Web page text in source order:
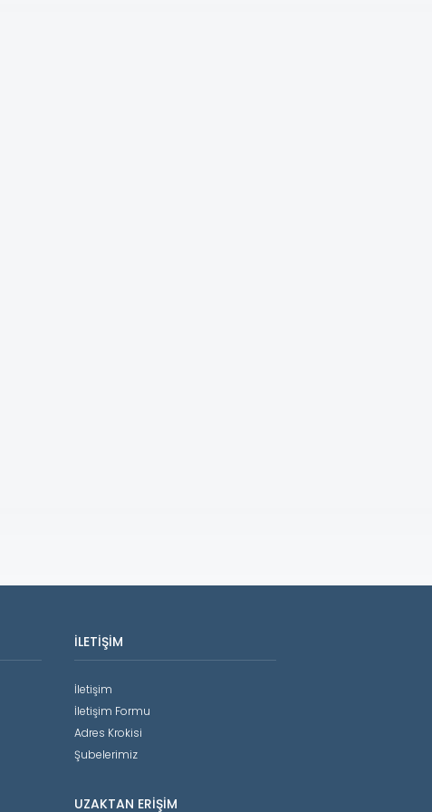
İLETIŞIM
İletişim
İletişim Formu
Adres Krokisi
Şubelerimiz
UZAKTAN ERIŞIM